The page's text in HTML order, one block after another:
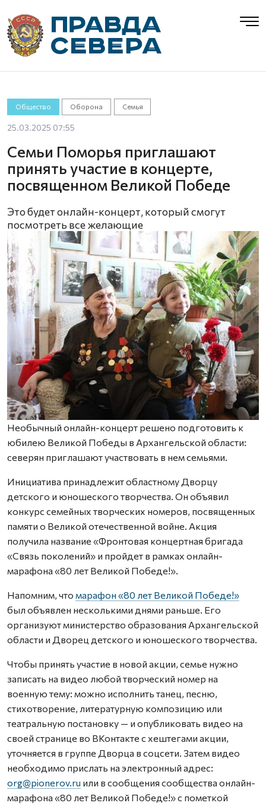
Общество Оборона Семья
25.03.2025 07:55
Семьи Поморья приглашают
принять участие в концерте,
посвященном Великой Победе
Это будет онлайн-концерт, который смогут
посмотреть все желающие
Необычный онлайн-концерт решено подготовить к
юбилею Великой Победы в Архангельской области:
северян приглашают участвовать в нем семьями.
Инициатива принадлежит областному Дворцу
детского и юношеского творчества. Он объявил
конкурс семейных творческих номеров, посвященных
памяти о Великой отечественной войне. Акция
получила название «Фронтовая концертная бригада
«Связь поколений» и пройдет в рамках онлайн-
марафона «80 лет Великой Победе!».
Напомним, что марафон «80 лет Великой Победе!»
был объявлен несколькими днями раньше. Его
организуют министерство образования Архангельской
области и Дворец детского и юношеского творчества.
Чтобы принять участие в новой акции, семье нужно
записать на видео любой творческий номер на
военную тему: можно исполнить танец, песню,
стихотворение, литературную композицию или
театральную постановку — и опубликовать видео на
своей странице во ВКонтакте с хештегами акции,
уточняется в группе Дворца в соцсети. Затем видео
необходимо прислать на электронный адрес:
org@pionerov.ru или в сообщения сообщества онлайн-
марафона «80 лет Великой Победе!» с пометкой